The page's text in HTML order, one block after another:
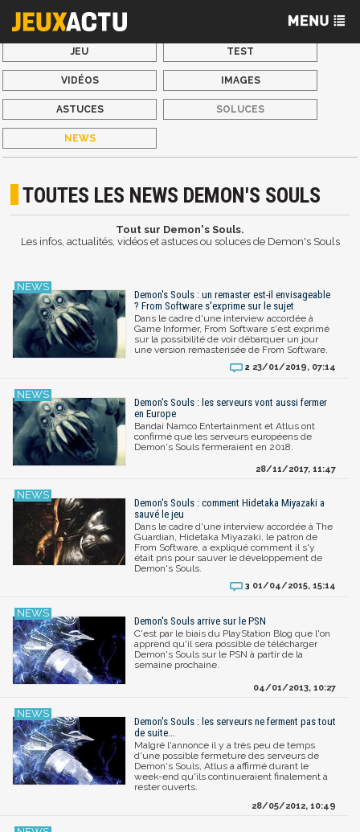
JEU TEST
VIDÉOS IMAGES
ASTUCES SOLUCES
NEWS
TOUTES LES NEWS DEMON'S SOULS
Tout sur Demon's Souls.
Les infos, actualités, vidéos et astuces ou soluces de Demon's Souls
Demon's Souls : un remaster est-il envisageable
? From Software s'exprime sur le sujet
Dans le cadre d'une interview accordée à
Game Informer, From Software s'est exprimé
sur la possibilité de voir débarquer un jour
une version remasterisée de From Software.
2 23/01/2019, 07:14
Demon's Souls : les serveurs vont aussi fermer
en Europe
Bandai Namco Entertainment et Atlus ont
confirmé que les serveurs européens de
Demon's Souls fermeraient en 2018.
28/11/2017, 11:47
Demon's Souls : comment Hidetaka Miyazaki a
sauvé le jeu
Dans le cadre d'une interview accordée à The
Guardian, Hidetaka Miyazaki, le patron de
From Software, a expliqué comment il s'y
était pris pour sauver le développement de
Demon's Souls.
3 01/04/2015, 15:14
Demon's Souls arrive sur le PSN
C'est par le biais du PlayStation Blog que l'on
apprend qu'il sera possible de télécharger
Demon's Souls sur le PSN à partir de la
semaine prochaine.
04/01/2013, 10:27
Demon's Souls : les serveurs ne ferment pas tout
de suite...
Malgré l'annonce il y a très peu de temps
d'une possible fermeture des serveurs de
Demon's Souls, Atlus a affirmé durant le
week-end qu'ils continueraient finalement à
rester ouverts.
28/05/2012, 10:49